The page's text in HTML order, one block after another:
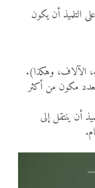
التلميذ أن يكون
الآلاف، وهكذا).
مكون من أكثر
أن ينتقل إلى